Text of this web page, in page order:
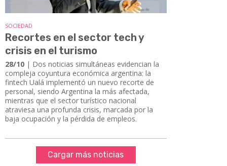
SOCIEDAD
Recortes en el sector tech y
crisis en el turismo
28/10 | Dos noticias simultáneas evidencian la
compleja coyuntura económica argentina: la
fintech Ualá implementó un nuevo recorte de
personal, siendo Argentina la más afectada,
mientras que el sector turístico nacional
atraviesa una profunda crisis, marcada por la
baja ocupación y la pérdida de empleos.
Cargar más noticias